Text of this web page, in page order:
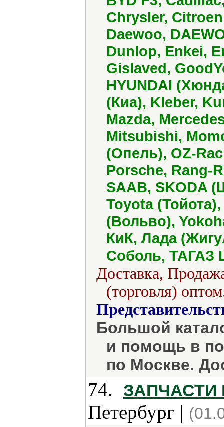
Chrysler,
Daewoo,
Dunlop, Enkei,
Gislaved,
HYUNDAI
(Киа), Kleber,
Mazda,
Mitsubishi,
(Опель), OZ-
Porsche, Rang-
SAAB, SKODA
Toyota
(Вольво),
КиК, Лада
Соболь, ТАГАЗ
Доставка,
(торговля)
Большой
и помощь в
по Москве.
74. ЗАПЧАСТИ
Петербург |